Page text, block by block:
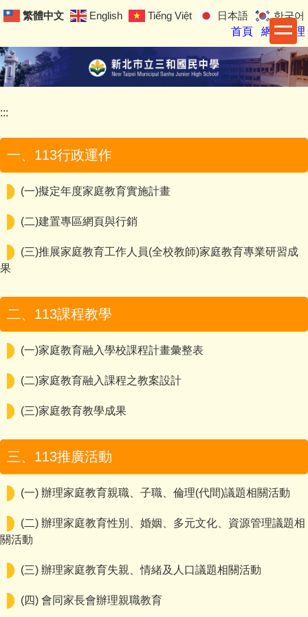
跳
要
內
區
繁體中文 English Tiếng Việt 日本語
한국어
首頁
網站管理
:::
一、113行政運作
(一)擬定年度家庭教育實施計畫
(二)建置專區網頁與行銷
(三)推展家庭教育工作人員(全校教師)家庭教育專業研習成
果
二、113課程教學
(一)家庭教育融入學校課程計畫彙整表
(二)家庭教育融入課程之教案設計
(三)家庭教育教學成果
三、113推廣活動
(一) 辦理家庭教育親職、子職、倫理(代間)議題相關活動
(二) 辦理家庭教育性別、婚姻、多元文化、資源管理議題相
關活動
(三) 辦理家庭教育失親、情緒及人口議題相關活動
(四) 會同家長會辦理親職教育